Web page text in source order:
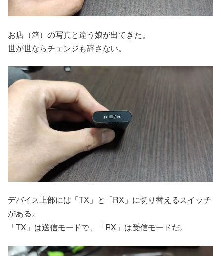
お店（箱）の写真と違う娘が出てきた。
世が世ならチェンジも辞さない。
デバイス上部には「TX」と「RX」に切り替えるスイッチ
がある。
「TX」は送信モードで、「RX」は受信モードだ。